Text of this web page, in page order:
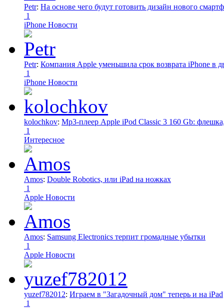
Petr: На основе чего будут готовить дизайн нового
1
iPhone Новости
Petr: Компания Apple уменьшила срок возврата iPhone в
1
iPhone Новости
kolochkov: Mp3-плеер Apple iPod Classic 3 160 Gb:
1
Интересное
Amos: Double Robotics, или iPad на ножках
1
Apple Новости
Amos: Samsung Electronics терпит громадные убытки
1
Apple Новости
yuzef782012: Играем в "Загадочный дом" теперь и на iPad
1